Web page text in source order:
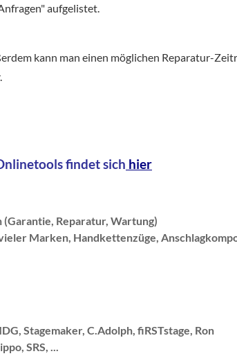
aufgelistet.
kann man einen möglichen Reparatur-
findet sich hier
Reparatur, Wartung)
Marken, Handkettenzüge,
Stagemaker, C.Adolph, fiRSTstage, Ron
SRS, ...